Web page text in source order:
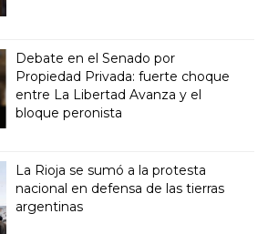
Debate en el Senado por
Propiedad Privada: fuerte choque
entre La Libertad Avanza y el
bloque peronista
La Rioja se sumó a la protesta
nacional en defensa de las tierras
argentinas